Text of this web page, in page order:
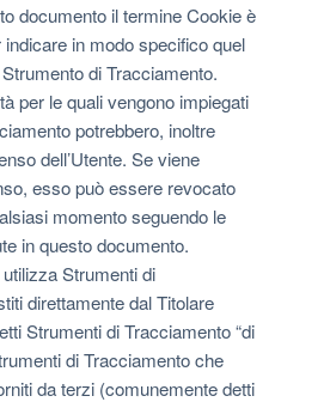
documento il termine Cookie è
in modo specifico quel
di Tracciamento.
per le quali vengono impiegati
potrebbero, inoltre
dell’Utente. Se viene
esso può essere revocato
momento seguendo le
in questo documento.
Strumenti di
direttamente dal Titolare
Strumenti di Tracciamento “di
di Tracciamento che
da terzi (comunemente detti